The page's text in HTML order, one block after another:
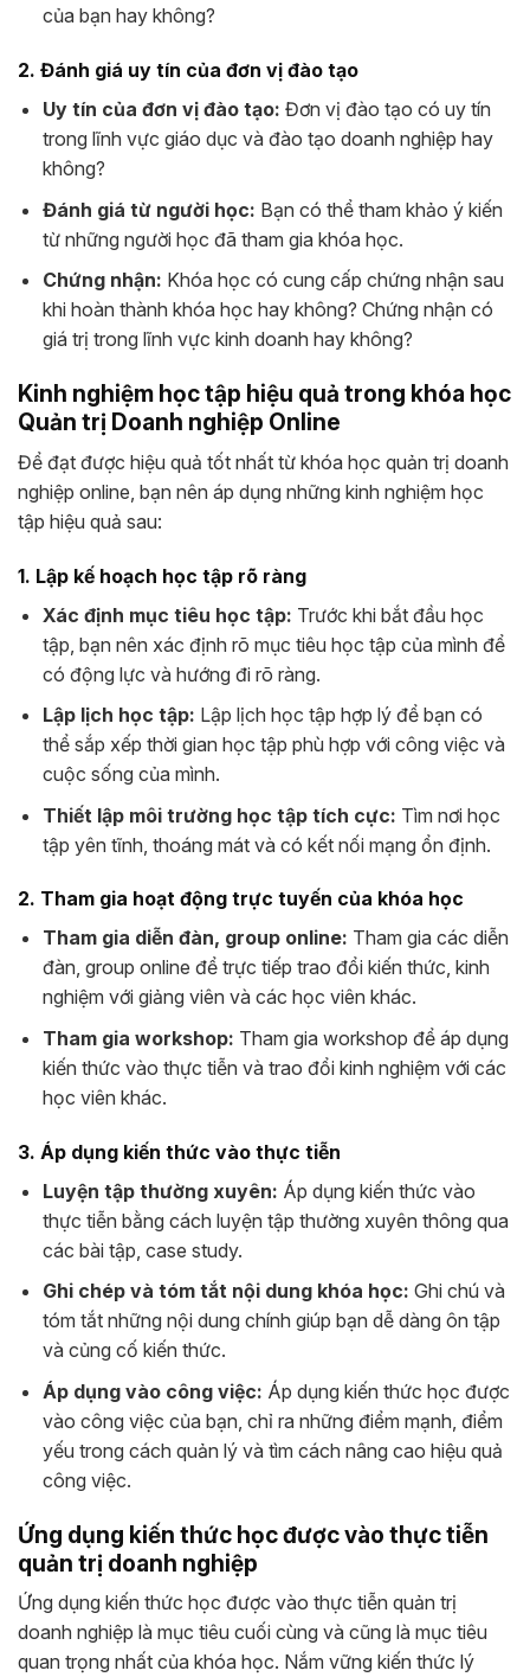
của bạn hay không?
2. Đánh giá uy tín của đơn vị đào tạo
Uy tín của đơn vị đào tạo: Đơn vị đào tạo có uy tín
trong lĩnh vực giáo dục và đào tạo doanh nghiệp hay
không?
Đánh giá từ người học: Bạn có thể tham khảo ý kiến
từ những người học đã tham gia khóa học.
Chứng nhận: Khóa học có cung cấp chứng nhận sau
khi hoàn thành khóa học hay không? Chứng nhận có
giá trị trong lĩnh vực kinh doanh hay không?
Kinh nghiệm học tập hiệu quả trong khóa học
Quản trị Doanh nghiệp Online
Để đạt được hiệu quả tốt nhất từ khóa học quản trị doanh
nghiệp online, bạn nên áp dụng những kinh nghiệm học
tập hiệu quả sau:
1. Lập kế hoạch học tập rõ ràng
Xác định mục tiêu học tập: Trước khi bắt đầu học
tập, bạn nên xác định rõ mục tiêu học tập của mình để
có động lực và hướng đi rõ ràng.
Lập lịch học tập: Lập lịch học tập hợp lý để bạn có
thể sắp xếp thời gian học tập phù hợp với công việc và
cuộc sống của mình.
Thiết lập môi trường học tập tích cực: Tìm nơi học
tập yên tĩnh, thoáng mát và có kết nối mạng ổn định.
2. Tham gia hoạt động trực tuyến của khóa học
Tham gia diễn đàn, group online: Tham gia các diễn
đàn, group online để trực tiếp trao đổi kiến thức, kinh
nghiệm với giảng viên và các học viên khác.
Tham gia workshop: Tham gia workshop để áp dụng
kiến thức vào thực tiễn và trao đổi kinh nghiệm với các
học viên khác.
3. Áp dụng kiến thức vào thực tiễn
Luyện tập thường xuyên: Áp dụng kiến thức vào
thực tiễn bằng cách luyện tập thường xuyên thông qua
các bài tập, case study.
Ghi chép và tóm tắt nội dung khóa học: Ghi chú và
tóm tắt những nội dung chính giúp bạn dễ dàng ôn tập
và củng cố kiến thức.
Áp dụng vào công việc: Áp dụng kiến thức học được
vào công việc của bạn, chỉ ra những điểm mạnh, điểm
yếu trong cách quản lý và tìm cách nâng cao hiệu quả
công việc.
Ứng dụng kiến thức học được vào thực tiễn
quản trị doanh nghiệp
Ứng dụng kiến thức học được vào thực tiễn quản trị
doanh nghiệp là mục tiêu cuối cùng và cũng là mục tiêu
quan trọng nhất của khóa học. Nắm vững kiến thức lý